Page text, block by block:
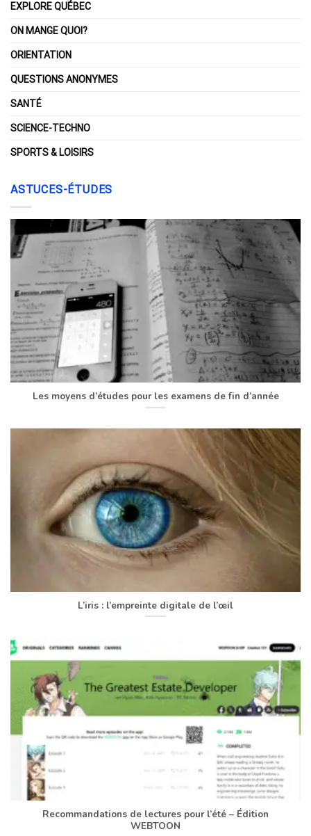
EXPLORE QUÉBEC
ON MANGE QUOI?
ORIENTATION
QUESTIONS ANONYMES
SANTÉ
SCIENCE-TECHNO
SPORTS & LOISIRS
ASTUCES-ÉTUDES
Les moyens d’études pour les examens de fin d’année
L’iris : l’empreinte digitale de l’œil
Recommandations de lectures pour l’été – Édition
WEBTOON